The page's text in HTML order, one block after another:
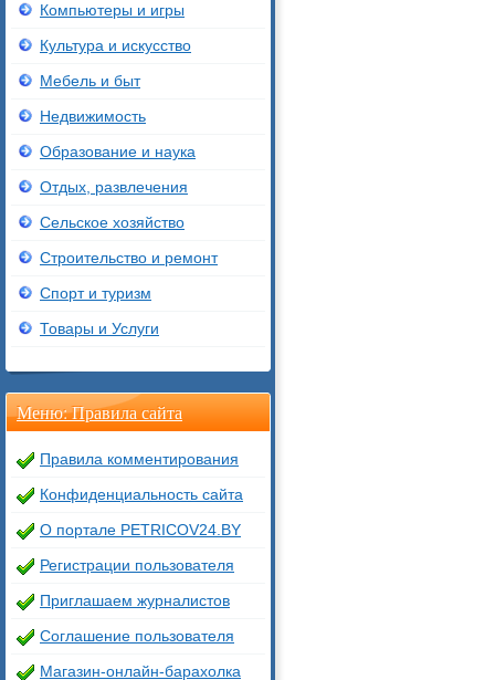
Компьютеры и игры
Культура и искусство
Мебель и быт
Недвижимость
Образование и наука
Отдых, развлечения
Сельское хозяйство
Строительство и ремонт
Спорт и туризм
Товары и Услуги
Меню: Правила сайта
Правила комментирования
Конфиденциальность сайта
О портале PETRICOV24.BY
Регистрации пользователя
Приглашаем журналистов
Соглашение пользователя
Магазин-онлайн-барахолка